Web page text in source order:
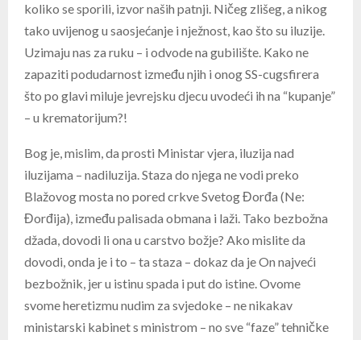
koliko se sporili, izvor naših patnji. Ničeg zlišeg, a nikog
tako uvijenog u saosjećanje i nježnost, kao što su iluzije.
Uzimaju nas za ruku – i odvode na gubilište. Kako ne
zapaziti podudarnost između njih i onog SS-cugsfirera
što po glavi miluje jevrejsku djecu uvodeći ih na “kupanje”
– u krematorijum?!
Bog je, mislim, da prosti Ministar vjera, iluzija nad
iluzijama – nadiluzija. Staza do njega ne vodi preko
Blažovog mosta no pored crkve Svetog Đorđa (Ne:
Đorđija), između palisada obmana i laži. Tako bezbožna
džada, dovodi li ona u carstvo božje? Ako mislite da
dovodi, onda je i to – ta staza – dokaz da je On najveći
bezbožnik, jer u istinu spada i put do istine. Ovome
svome heretizmu nudim za svjedoke – ne nikakav
ministarski kabinet s ministrom – no sve “faze” tehničke